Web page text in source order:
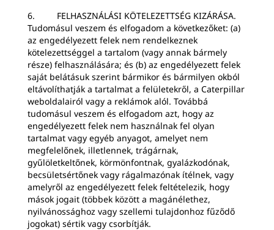
6. FELHASZNÁLÁSI KÖTELEZETTSÉG KIZÁRÁSA.
Tudomásul veszem és elfogadom a következőket: (a)
az engedélyezett felek nem rendelkeznek
kötelezettséggel a tartalom (vagy annak bármely
része) felhasználására; és (b) az engedélyezett felek
saját belátásuk szerint bármikor és bármilyen okból
eltávolíthatják a tartalmat a felületekről, a Caterpillar
weboldalairól vagy a reklámok alól. Továbbá
tudomásul veszem és elfogadom azt, hogy az
engedélyezett felek nem használnak fel olyan
tartalmat vagy egyéb anyagot, amelyet nem
megfelelőnek, illetlennek, trágárnak,
gyűlöletkeltőnek, körmönfontnak, gyalázkodónak,
becsületsértőnek vagy rágalmazónak ítélnek, vagy
amelyről az engedélyezett felek feltételezik, hogy
mások jogait (többek között a magánélethez,
nyilvánossághoz vagy szellemi tulajdonhoz fűződő
jogokat) sértik vagy csorbítják.